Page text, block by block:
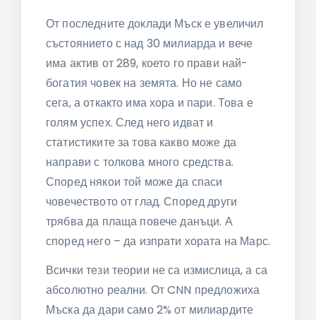
От последните доклади Мъск е увеличил
състоянието с над 30 милиарда и вече
има актив от 289, което го прави най-
богатия човек на земята. Но не само
сега, а откакто има хора и пари. Това е
голям успех. След него идват и
статистиките за това какво може да
направи с толкова много средства.
Според някои той може да спаси
човечеството от глад. Според други
трябва да плаща повече данъци. А
според него – да изпрати хората на Марс.
Всички тези теории не са измислица, а са
абсолютно реални. От CNN предложиха
Мъска да дари само 2% от милиардите